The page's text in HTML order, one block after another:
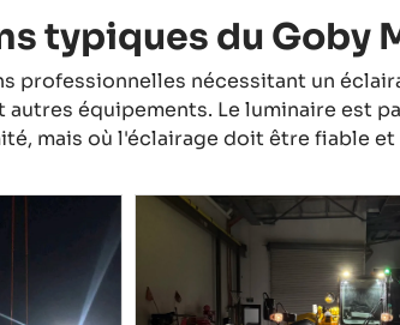
typiques du Goby
professionnelles nécessitant un
autres équipements. Le luminaire est
mais où l'éclairage doit être fiable